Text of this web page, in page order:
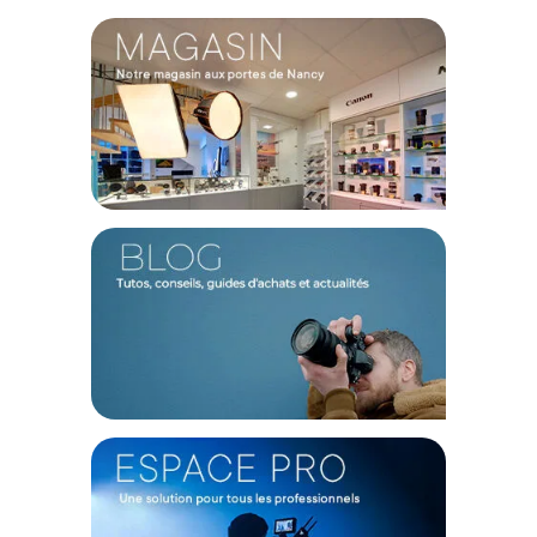
Stockage prolongé :Les rouleaux de papier de fonds
doivent êtrestockés à la verticale en cas de non-
utilisation prolongée(plus de 7 jours). C’est une étape très
importante pour éviter que le fond ne subisse des
déformations avec le temps.
Renforcement rigidité :Afin d'augmenter la rigidité et
la durée de vie de vos fonds, nous vous recommandons
l'utilisation d'un mandrin en aluminium.Voici une
référence pouvant convenir à vos besoins :Manfrotto
Lighting Alu-core 2,75m
Surface mate non réfléchissante pour un éclairage
Texture grain fin offrant un rendu professionnel
Dimensions idéales pour les portraits de groupe ou
famille
Matériau recyclable fabriqué à partir de ressources